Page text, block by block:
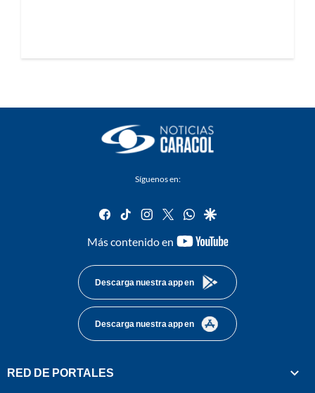
Síguenos en:
facebook
tiktok instagram
twitterwhatsapp
google
Más contenido en
youtube-
Descarga nuestra app en
Descarga nuestra app en
RED DE PORTALES